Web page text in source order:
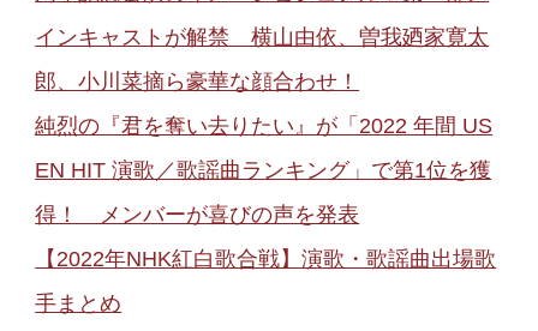
インキャストが解禁 横山由依、曽我廼家寛太
郎、小川菜摘ら豪華な顔合わせ！
純烈の『君を奪い去りたい』が「2022 年間 US
EN HIT 演歌／歌謡曲ランキング」で第1位を獲
得！ メンバーが喜びの声を発表
【2022年NHK紅白歌合戦】演歌・歌謡曲出場歌
手まとめ